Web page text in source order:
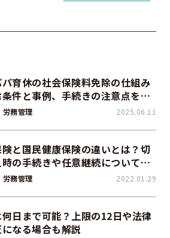
育休の社会保険料免除の仕組み
条件と事例、手続きの注意点を解
労務管理 2025.06.11
と国民健康保険の違いとは？切
時の手続きや任意継続について解
労務管理 2022.01.29
日まで可能？上限の12日や法律
になる場合も解説